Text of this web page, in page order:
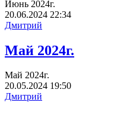
Июнь 2024г.
20.06.2024 22:34
Дмитрий
Май 2024г.
Май 2024г.
20.05.2024 19:50
Дмитрий